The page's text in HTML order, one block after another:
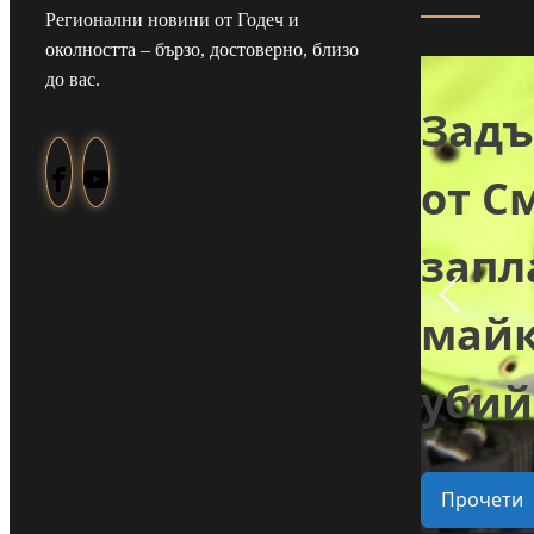
Регионални новини от Годеч и
околността – бързо, достоверно, близо
до вас.
Майка и дъщеря
от Туден
създадоха
от
Прочети